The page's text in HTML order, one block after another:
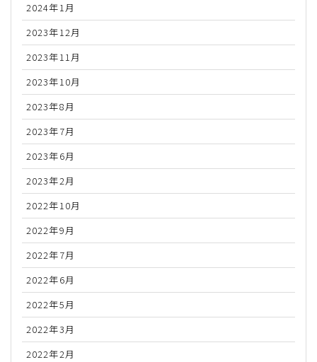
2024年1月
2023年12月
2023年11月
2023年10月
2023年8月
2023年7月
2023年6月
2023年2月
2022年10月
2022年9月
2022年7月
2022年6月
2022年5月
2022年3月
2022年2月